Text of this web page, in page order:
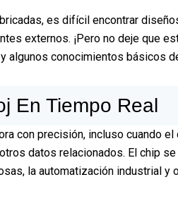
es difícil encontrar
externos. ¡Pero no deje que
algunos conocimientos básicos
En Tiempo Real
con precisión, incluso cuando
datos relacionados. El chip
la automatización industrial